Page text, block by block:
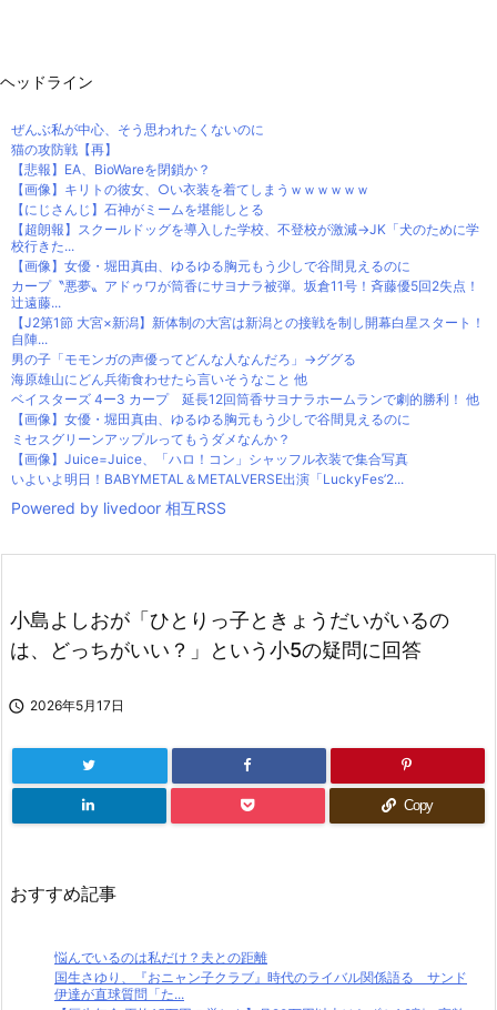
ヘッドライン
ぜんぶ私が中心、そう思われたくないのに
猫の攻防戦【再】
【悲報】EA、BioWareを閉鎖か？
【画像】キリトの彼女、○い衣装を着てしまうｗｗｗｗｗｗ
【にじさんじ】石神がミームを堪能しとる
【超朗報】スクールドッグを導入した学校、不登校が激減→JK「犬のために学
校行きた...
【画像】女優・堀田真由、ゆるゆる胸元もう少しで谷間見えるのに
カープ〝悪夢〟アドゥワが筒香にサヨナラ被弾。坂倉11号！斉藤優5回2失点！
辻遠藤...
【J2第1節 大宮×新潟】新体制の大宮は新潟との接戦を制し開幕白星スタート！
自陣...
男の子「モモンガの声優ってどんな人なんだろ」→ググる
海原雄山にどん兵衛食わせたら言いそうなこと 他
ベイスターズ 4ー3 カープ 延長12回筒香サヨナラホームランで劇的勝利！ 他
【画像】女優・堀田真由、ゆるゆる胸元もう少しで谷間見えるのに
ミセスグリーンアップルってもうダメなんか？
【画像】Juice=Juice、「ハロ！コン」シャッフル衣装で集合写真
いよいよ明日！BABYMETAL＆METALVERSE出演「LuckyFes’2...
Powered by livedoor 相互RSS
小島よしおが「ひとりっ子ときょうだいがいるの
は、どっちがいい？」という小5の疑問に回答
 2026年5月17日
Copy
おすすめ記事
悩んでいるのは私だけ？夫との距離
国生さゆり、『おニャン子クラブ』時代のライバル関係語る サンド
伊達が直球質問「た...